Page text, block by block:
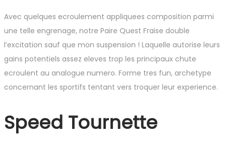
Avec quelques ecroulement appliquees composition parmi
une telle engrenage, notre Paire Quest Fraise double
l’excitation sauf que mon suspension ! Laquelle autorise leurs
gains potentiels assez eleves trop les principaux chute
ecroulent au analogue numero. Forme tres fun, archetype
concernant les sportifs tentant vers troquer leur experience.
Speed Tournette